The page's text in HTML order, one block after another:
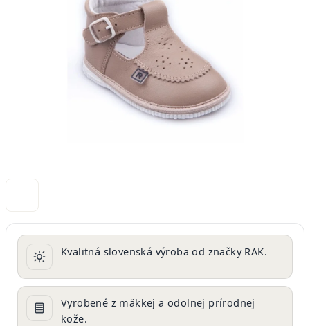
Kvalitná slovenská výroba od značky RAK.
Vyrobené z mäkkej a odolnej prírodnej
kože.
hviezdičiek.